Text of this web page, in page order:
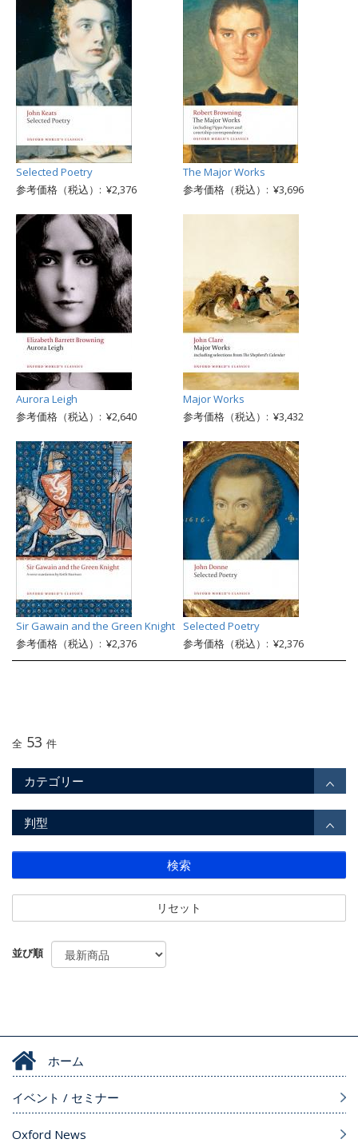
Selected Poetry
参考価格（税込）: ¥2,376
The Major Works
参考価格（税込）: ¥3,696
Aurora Leigh
参考価格（税込）: ¥2,640
Major Works
参考価格（税込）: ¥3,432
Sir Gawain and the Green Knight
参考価格（税込）: ¥2,376
Selected Poetry
参考価格（税込）: ¥2,376
全 53 件
カテゴリー
判型
検索
リセット
並び順
ホーム
イベント / セミナー
Oxford News